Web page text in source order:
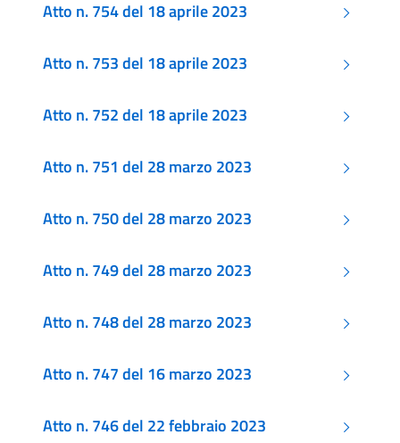
Atto n. 754 del 18 aprile 2023
Atto n. 753 del 18 aprile 2023
Atto n. 752 del 18 aprile 2023
Atto n. 751 del 28 marzo 2023
Atto n. 750 del 28 marzo 2023
Atto n. 749 del 28 marzo 2023
Atto n. 748 del 28 marzo 2023
Atto n. 747 del 16 marzo 2023
Atto n. 746 del 22 febbraio 2023